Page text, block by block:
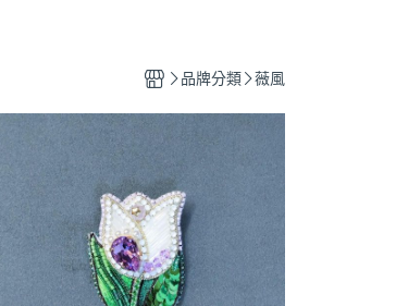
品牌分類 薇風